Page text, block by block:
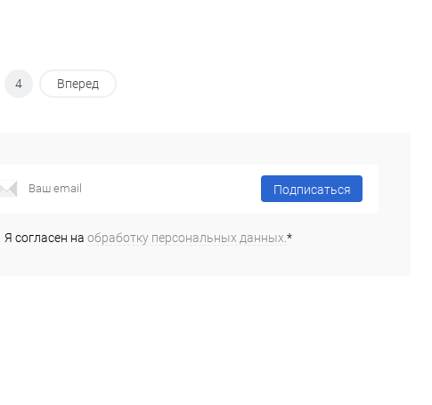
4 Вперед
Подписаться
Я согласен на обработку персональных данных. *